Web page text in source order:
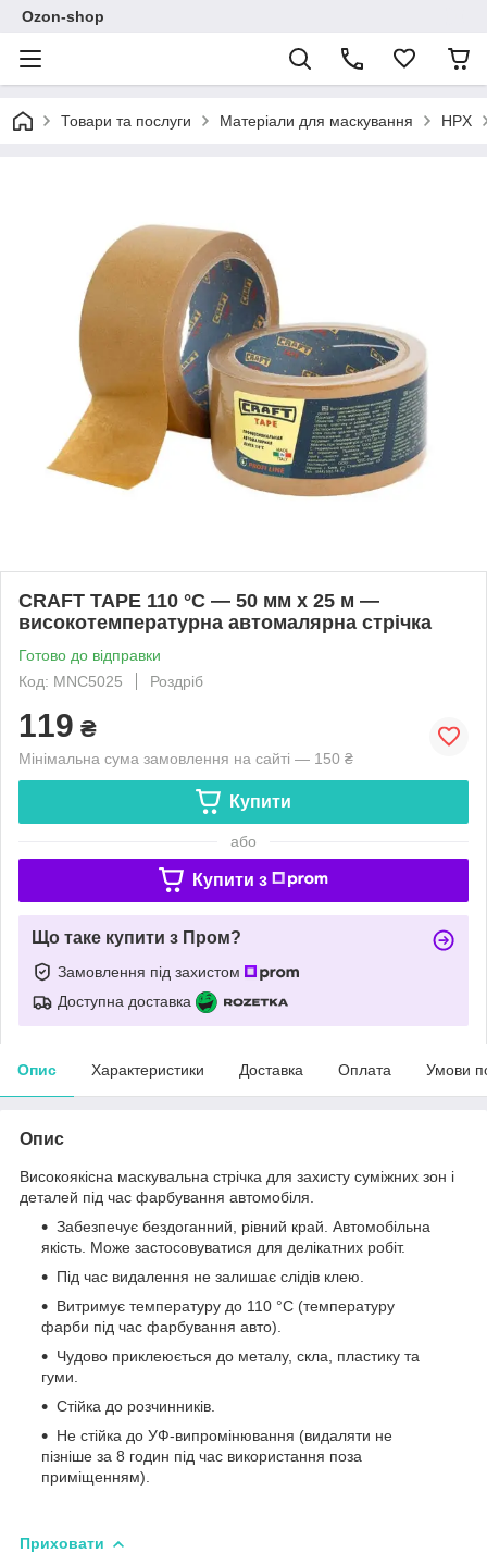
Ozon-shop
Товари та послуги Матеріали для маскування HPX
CRAFT TAPE 110 °C — 50 мм х 25 м —
високотемпературна автомалярна стрічка
Готово до відправки
Код: MNC5025
Роздріб
119 ₴
Мінімальна сума замовлення на сайті — 150 ₴
Купити
або
Купити з
Що таке купити з Пром?
Замовлення під захистом
Доступна доставка
Опис Характеристики Доставка Оплата Умови
Опис
Високоякісна маскувальна стрічка для захисту суміжних зон і
деталей під час фарбування автомобіля.
Забезпечує бездоганний, рівний край. Автомобільна
якість. Може застосовуватися для делікатних робіт.
Під час видалення не залишає слідів клею.
Витримує температуру до 110 °C (температуру
фарби під час фарбування авто).
Чудово приклеюється до металу, скла, пластику та
гуми.
Стійка до розчинників.
Не стійка до УФ-випромінювання (видаляти не
пізніше за 8 годин під час використання поза
приміщенням).
Приховати